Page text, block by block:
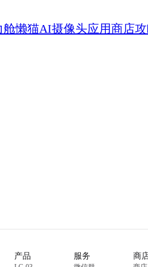
舱懒猫AI摄像头应用商店
产品 服务 商